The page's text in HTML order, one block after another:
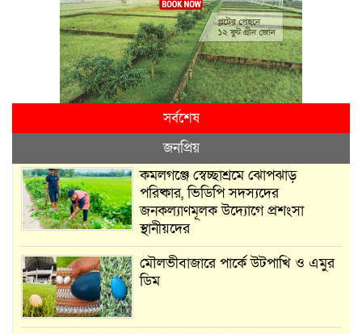
সর্বশেষ
জনপ্রিয়
কমলগঞ্জে স্বেচ্ছাশ্রমে ঝোপঝাড়
পরিষ্কার, ভিডিপি সদস্যদের
জনকল্যাণমূলক উদ্যোগে প্রশংসা
স্থানীয়দের
মৌলভীবাজারে পার্কে উটপাখি ও এমুর
ডিম